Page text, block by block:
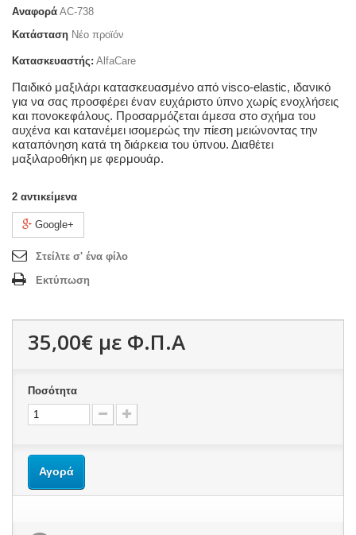
Αναφορά AC-738
Κατάσταση Νέο προϊόν
Κατασκευαστής: AlfaCare
Παιδικό μαξιλάρι κατασκευασμένο από visco-elastic, ιδανικό
για να σας προσφέρει έναν ευχάριστο ύπνο χωρίς ενοχλήσεις
και πονοκεφάλους. Προσαρμόζεται άμεσα στο σχήμα του
αυχένα και κατανέμει ισομερώς την πίεση μειώνοντας την
καταπόνηση κατά τη διάρκεια του ύπνου. Διαθέτει
μαξιλαροθήκη με φερμουάρ.
2 αντικείμενα
Google+
Στείλτε σ' ένα φίλο
Εκτύπωση
35,00€ με Φ.Π.Α
Ποσότητα
Αγορά